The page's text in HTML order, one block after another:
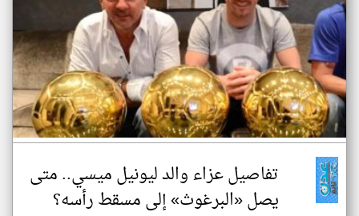
تفاصيل عزاء والد ليونيل ميسي.. متى
يصل «البرغوث» إلى مسقط رأسه؟